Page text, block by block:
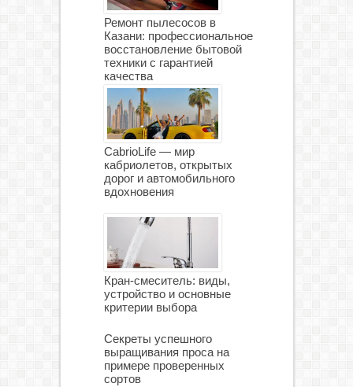
Ремонт пылесосов в
Казани: профессиональное
восстановление бытовой
техники с гарантией
качества
CabrioLife — мир
кабриолетов, открытых
дорог и автомобильного
вдохновения
Кран-смеситель: виды,
устройство и основные
критерии выбора
Секреты успешного
выращивания проса на
примере проверенных
сортов